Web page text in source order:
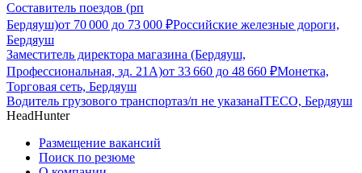
Составитель поездов (рп
Бердяуш)от 70 000 до 73 000 ₽Российские железные дороги,
Бердяуш
Заместитель директора магазина (Бердяуш,
Профессиональная, зд. 21А)от 33 660 до 48 660 ₽Монетка,
Торговая сеть, Бердяуш
Водитель грузового транспортаз/п не указанаITECO, Бердяуш
HeadHunter
Размещение вакансий
Поиск по резюме